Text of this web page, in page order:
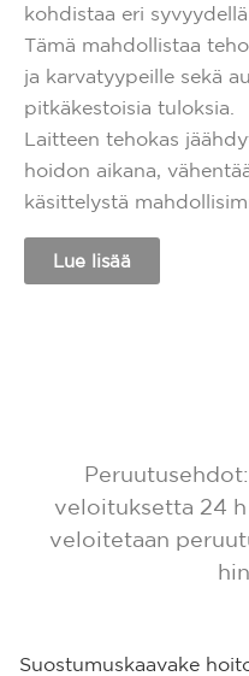
kohdistaa eri
Tämä mahdollistaa
ja karvatyypeille sekä
pitkäkestoisia tuloksia.
Laitteen tehokas
hoidon aikana,
käsittelystä
Lue lisää
veloituksetta 24
veloitetaan
Suostumuskaavake